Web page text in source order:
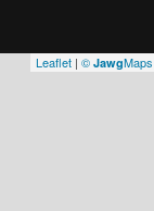
Leaflet| © JawgMaps